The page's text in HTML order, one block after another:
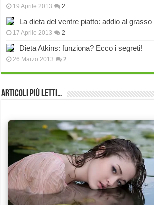
19 Aprile 2013 2
La dieta del ventre piatto: addio al
17 Aprile 2013 2
Dieta Atkins: funziona? Ecco i segreti!
26 Marzo 2013 2
Articoli più Letti…